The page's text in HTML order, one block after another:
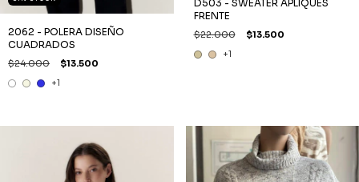
2062 - POLERA DISEÑO
CUADRADOS
$24.000 $13.500
+1
D503 - SWEATER APLIQUES
FRENTE
$22.000 $13.500
+1